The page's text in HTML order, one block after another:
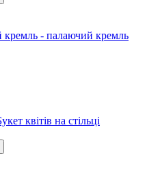
- палаючий кремль